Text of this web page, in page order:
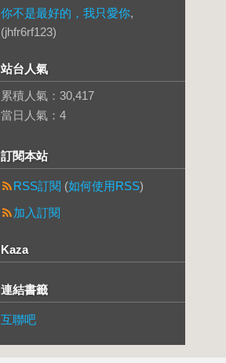
你不是最好的，我只愛你,
(jhfr6rf123)
站台人氣
累積人氣： 30,417
當日人氣： 4
訂閱本站
RSS訂閱 (如何使用RSS)
加入訂閱
Kaza
連結書籤
互聯吧